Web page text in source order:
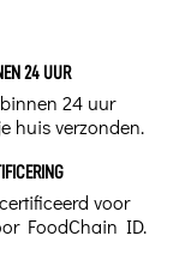
24 UUR
24 uur
huis verzonden.
voor
FoodChain ID.